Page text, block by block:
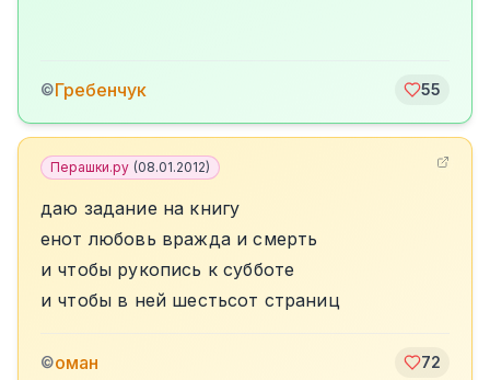
©Гребенчук 55
Перашки.ру (08.01.2012)
даю задание на книгу
енот любовь вражда и смерть
и чтобы рукопись к субботе
и чтобы в ней шестьсот страниц
©оман 72